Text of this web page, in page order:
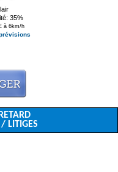
35%
à 6km/h
LITIGES